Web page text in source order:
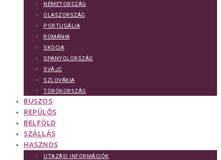
NÉMETORSZÁG
OLASZORSZÁG
PORTUGÁLIA
ROMÁNIA
SKÓCIA
SPANYOLORSZÁG
SVÁJC
SZLOVÁKIA
TÖRÖKORSZÁG
BUSZOS
REPÜLŐS
BELFÖLD
SZÁLLÁS
HASZNOS
UTAZÁSI INFORMÁCIÓK